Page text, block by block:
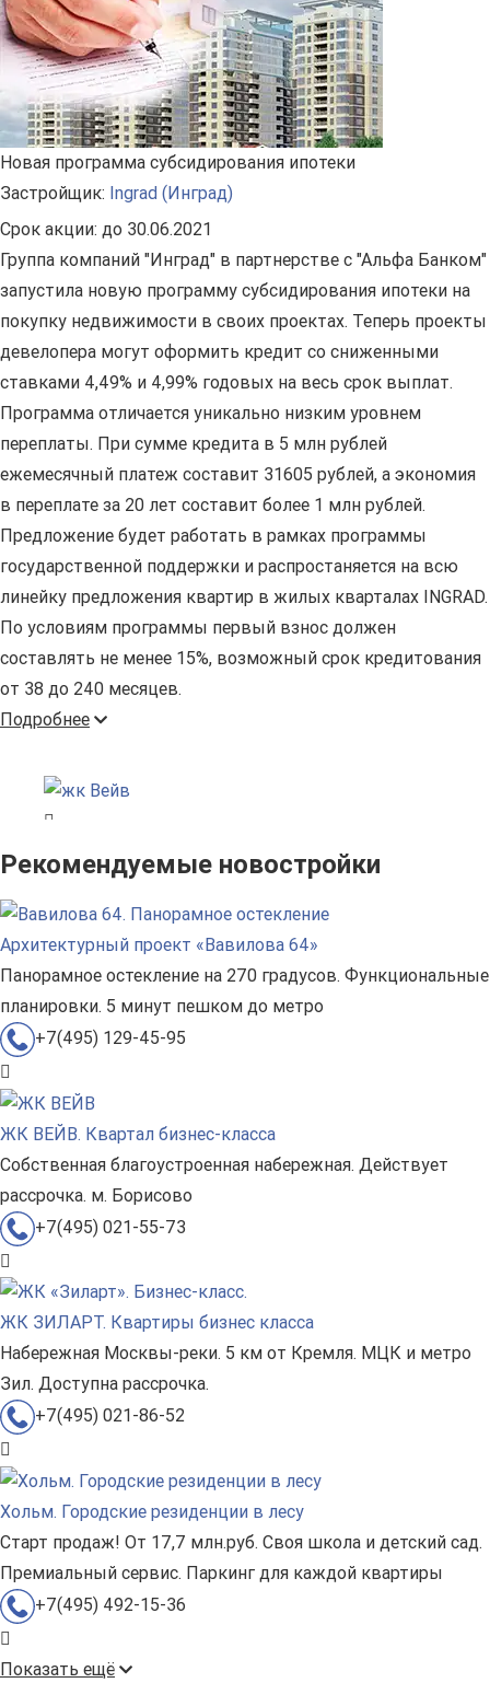
Новая программа субсидирования ипотеки
Застройщик: Ingrad (Инград)
Срок акции: до 30.06.2021
Группа компаний "Инград" в партнерстве с "Альфа Банком"
запустила новую программу субсидирования ипотеки на
покупку недвижимости в своих проектах. Теперь проекты
девелопера могут оформить кредит со сниженными
ставками 4,49% и 4,99% годовых на весь срок выплат.
Программа отличается уникально низким уровнем
переплаты. При сумме кредита в 5 млн рублей
ежемесячный платеж составит 31605 рублей, а экономия
в переплате за 20 лет составит более 1 млн рублей.
Предложение будет работать в рамках программы
государственной поддержки и распростаняется на всю
линейку предложения квартир в жилых кварталах INGRAD.
По условиям программы первый взнос должен
составлять не менее 15%, возможный срок кредитования
от 38 до 240 месяцев.
Подробнее
Рекомендуемые новостройки
Архитектурный проект «Вавилова 64»
Панорамное остекление на 270 градусов. Функциональные
планировки. 5 минут пешком до метро
+7(495) 129-45-95
ЖК ВЕЙВ. Квартал бизнес-класса
Собственная благоустроенная набережная. Действует
рассрочка. м. Борисово
+7(495) 021-55-73
ЖК ЗИЛАРТ. Квартиры бизнес класса
Набережная Москвы-реки. 5 км от Кремля. МЦК и метро
Зил. Доступна рассрочка.
+7(495) 021-86-52
Хольм. Городские резиденции в лесу
Старт продаж! От 17,7 млн.руб. Своя школа и детский сад.
Премиальный сервис. Паркинг для каждой квартиры
+7(495) 492-15-36
Показать ещё